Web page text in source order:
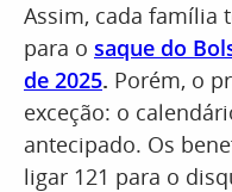
Assim, cada família
para o saque do
de 2025. Porém, o
exceção: o
antecipado. Os
ligar 121 para o